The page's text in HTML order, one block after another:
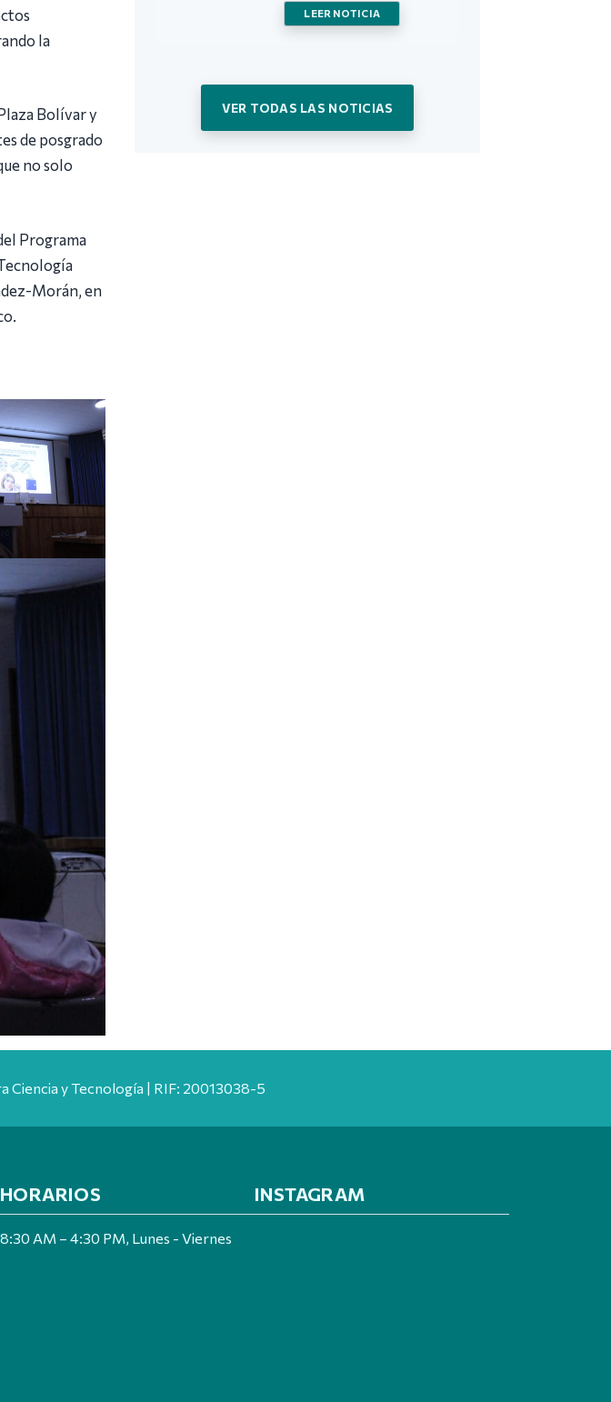
la
Bolívar y
de posgrado
no solo
Programa
Morán, en
LEER NOTICIA
VER TODAS LAS NOTICIAS
Ciencia y Tecnología | RIF: 20013038-5
HORARIOS
8:30 AM – 4:30 PM, Lunes - Viernes
INSTAGRAM